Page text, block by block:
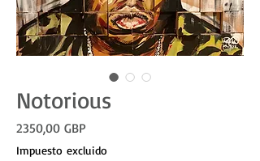
Notorious
2350,00 GBPPrecio
Impuesto excluido